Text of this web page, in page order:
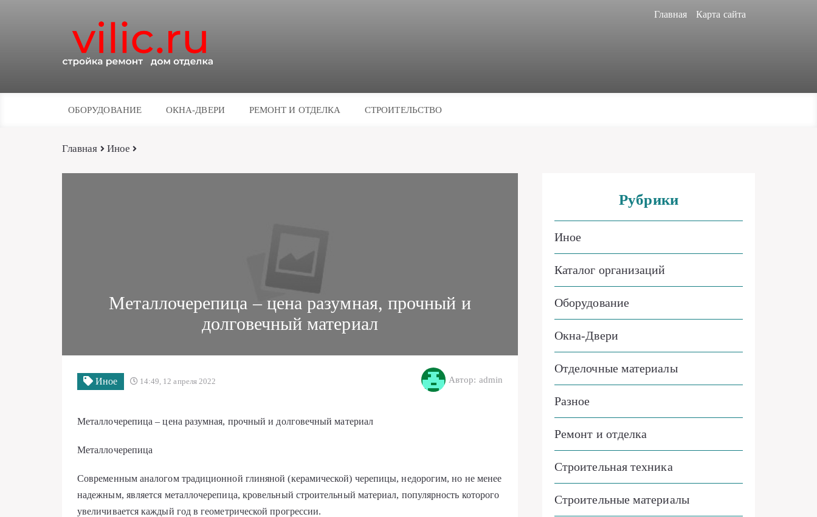
Главная Карта сайта
ОБОРУДОВАНИЕ ОКНА-ДВЕРИ РЕМОНТ И ОТДЕЛКА СТРОИТЕЛЬСТВО
Главная Иное
Металлочерепица – цена разумная, прочный и
долговечный материал
Иное 14:49, 12 апреля 2022 Автор: admin
Металлочерепица – цена разумная, прочный и долговечный материал
Металлочерепица
Современным аналогом традиционной глиняной (керамической) черепицы, недорогим, но не менее
надежным, является металлочерепица, кровельный строительный материал, популярность которого
увеличивается каждый год в геометрической прогрессии.
Рубрики
Иное
Каталог организаций
Оборудование
Окна-Двери
Отделочные материалы
Разное
Ремонт и отделка
Строительная техника
Строительные материалы